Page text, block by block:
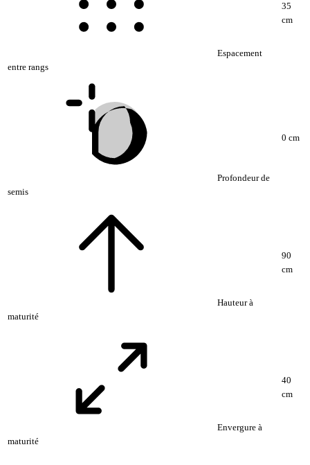
Espacement
entre rangs
35
cm
Profondeur de
semis
0 cm
Hauteur à
maturité
90
cm
Envergure à
maturité
40
cm